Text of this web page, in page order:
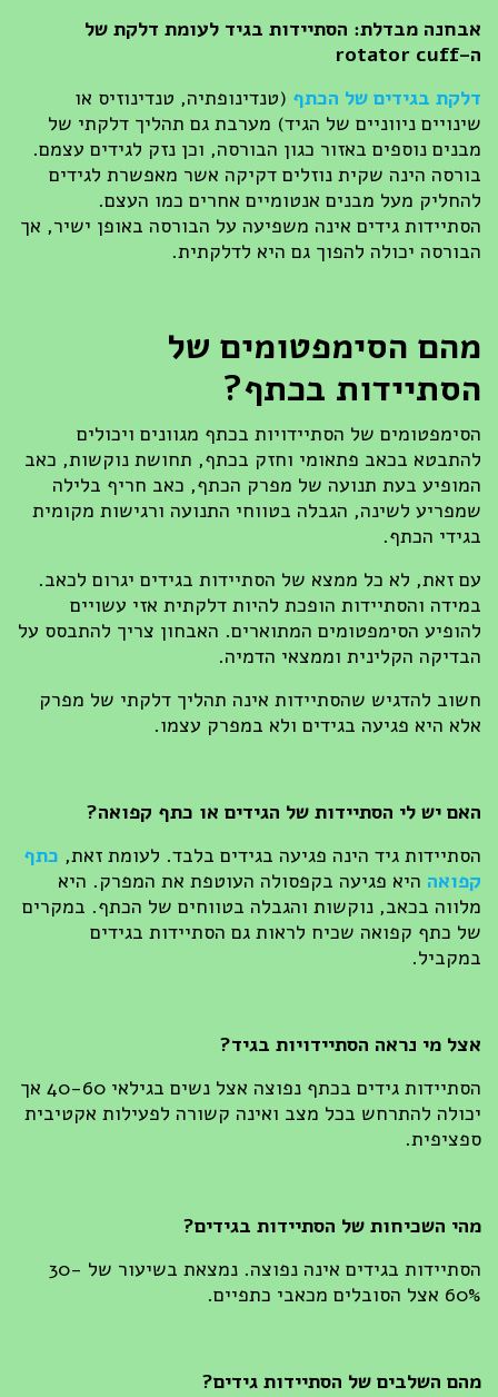
אבחנה מבדלת: הסתיידות בגיד לעומת דלקת של
ה–
rotator cuff
דלקת בגידים של הכתף(טנדינופתיה, טנדינוזיס או
שינויים ניווניים של הגיד) מערבת גם תהליך דלקתי של
מבנים נוספים באזור כגון הבורסה, וכן נזק לגידים עצמם.
בורסה הינה שקית נוזלים דקיקה אשר מאפשרת לגידים
להחליק מעל מבנים אנטומיים אחרים כמו העצם.
הסתיידות גידים אינה משפיעה על הבורסה באופן ישיר, אך
הבורסה יכולה להפוך גם היא לדלקתית.
מהם הסימפטומים של
הסתיידות בכתף?
הסימפטומים של הסתיידויות בכתף מגוונים ויכולים
להתבטא בכאב פתאומי וחזק בכתף, תחושת נוקשות, כאב
המופיע בעת תנועה של מפרק הכתף, כאב חריף בלילה
שמפריע לשינה, הגבלה בטווחי התנועה ורגישות מקומית
בגידי הכתף.
עם זאת, לא כל ממצא של הסתיידות בגידים יגרום לכאב.
במידה והסתיידות הופכת להיות דלקתית אזי עשויים
להופיע הסימפטומים המתוארים. האבחון צריך להתבסס על
הבדיקה הקלינית וממצאי הדמיה.
חשוב להדגיש שהסתיידות אינה תהליך דלקתי של מפרק
אלא היא פגיעה בגידים ולא במפרק עצמו.
האם יש לי הסתיידות של הגידים או כתף קפואה?
הסתיידות גיד הינה פגיעה בגידים בלבד. לעומת זאת, כתף
קפואההיא פגיעה בקפסולה העוטפת את המפרק. היא
מלווה בכאב, נוקשות והגבלה בטווחים של הכתף. במקרים
של כתף קפואה שכיח לראות גם הסתיידות בגידים
במקביל.
אצל מי נראה הסתיידויות בגיד?
הסתיידות גידים בכתף נפוצה אצל נשים בגילאי 40-60 אך
יכולה להתרחש בכל מצב ואינה קשורה לפעילות אקטיבית
ספציפית.
מהי השכיחות של הסתיידות בגידים?
הסתיידות בגידים אינה נפוצה. נמצאת בשיעור של 30-
60% אצל הסובלים מכאבי כתפיים.
מהם השלבים של הסתיידות גידים?